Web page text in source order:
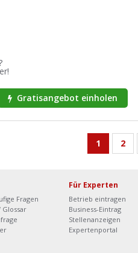
Gratisangebot einholen
1 2
Fragen
Glossar
Für Experten
Betrieb eintragen
Business-Eintrag
Stellenanzeigen
Expertenportal